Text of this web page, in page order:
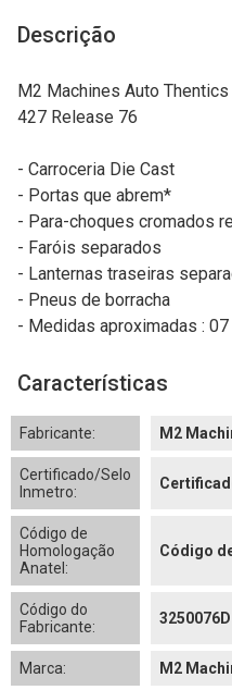
Descrição
M2 Machines Auto
427 Release 76
- Carroceria Die Cast
- Portas que abrem*
- Para-choques cromados
- Faróis separados
- Lanternas traseiras
- Pneus de borracha
- Medidas aproximadas :
Características
Fabricante: M2
Certificado/Selo
Inmetro:
Código de
Homologação
Anatel:
Código
Código do
Fabricante:
3250076D
Marca: M2